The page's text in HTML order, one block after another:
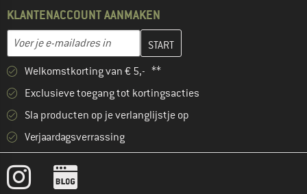
KLANTENACCOUNT AANMAKEN
E-mailadres
Vul je e-mailadres hier in en maak in de volgende stap je
Welkomstkorting van € 5,- **
Exclusieve toegang tot kortingsacties
Sla producten op je verlanglijstje op
Verjaardagsverrassing